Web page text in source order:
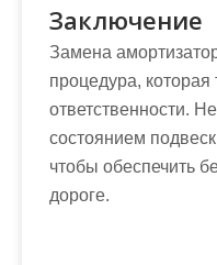
Заключение
Замена
процедура,
ответственности.
состоянием
чтобы обеспечить
дороге.